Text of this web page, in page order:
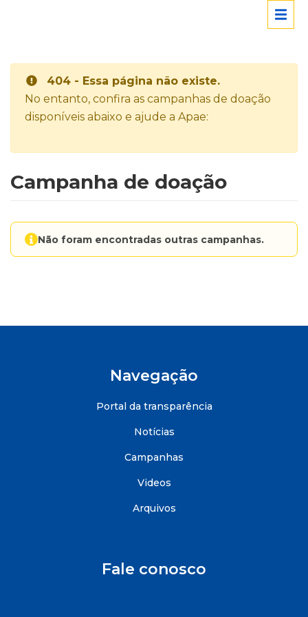
404 - Essa página não existe.
No entanto, confira as campanhas de doação
disponíveis abaixo e ajude a Apae:
Campanha de doação
Não foram encontradas outras campanhas.
Navegação
Portal da transparência
Notícias
Campanhas
Videos
Arquivos
Fale conosco